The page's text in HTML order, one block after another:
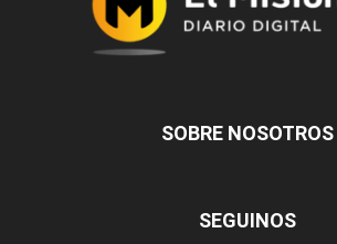
SOBRE NOSOTROS
SEGUINOS